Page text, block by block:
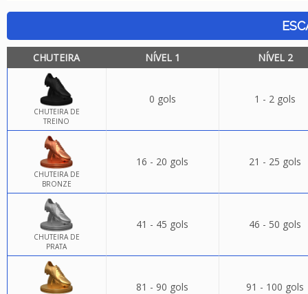
CHUTEIRA NÍVEL 1 NÍVEL 2
CHUTEIRA DE
TREINO
0 gols 1 - 2 gols
CHUTEIRA DE
BRONZE
16 - 20 gols 21 - 25 gols
CHUTEIRA DE
PRATA
41 - 45 gols 46 - 50 gols
81 - 90 gols 91 - 100 gols